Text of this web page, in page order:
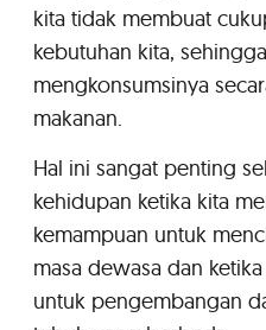
kita tidak membuat
kebutuhan kita,
mengkonsumsinya
makanan.
Hal ini sangat penting
kehidupan ketika kita
kemampuan untuk
masa dewasa dan
untuk pengembangan